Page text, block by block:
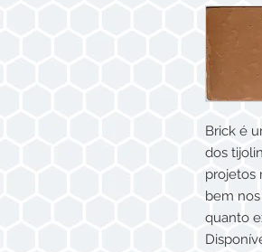
Brick é
dos
projetos
bem
quanto